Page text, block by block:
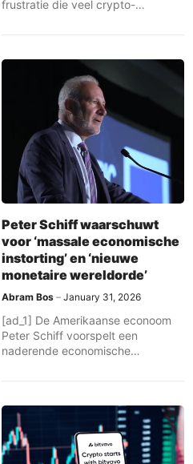
frustratie die veel crypto-
Peter Schiff waarschuwt
voor ‘massale economische
instorting’ en ‘nieuwe
monetaire wereldorde’
Abram Bos January 31, 2026
[ad_1] De Amerikaanse econoom
Peter Schiff voorspelt een
naderende economische
...